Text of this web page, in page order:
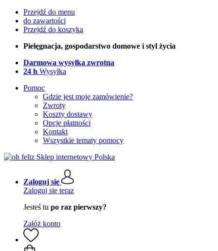
Przejdź do menu
do zawartości
Przejdź do koszyka
Pielęgnacja, gospodarstwo domowe i styl życia
Darmowa wysyłka zwrotna
24 h Wysyłka
Pomoc
Gdzie jest moje zamówienie?
Zwroty
Koszty dostawy
Opcje płatności
Kontakt
Wszystkie tematy pomocy
Zaloguj się
Zaloguj się teraz
Jesteś tu po raz pierwszy?
Załóż konto